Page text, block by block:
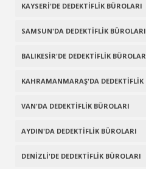
KAYSERİ'DE DEDEKTİFLİK BÜROLARI
SAMSUN'DA DEDEKTİFLİK BÜROLARI
BALIKESİR'DE DEDEKTİFLİK
KAHRAMANMARAŞ'DA DEDEKTİFLİK
VAN'DA DEDEKTİFLİK BÜROLARI
AYDIN'DA DEDEKTİFLİK BÜROLARI
DENİZLİ'DE DEDEKTİFLİK BÜROLARI